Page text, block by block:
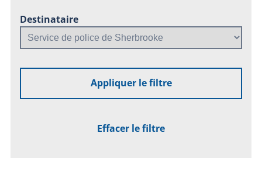
Destinataire
Appliquer le filtre
Effacer le filtre